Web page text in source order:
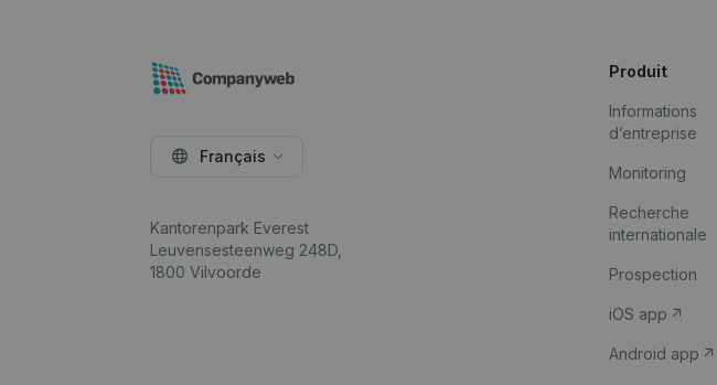
Français
Kantorenpark Everest
Leuvensesteenweg 248D,
1800 Vilvoorde
Produit
Informations
d’entreprise
Monitoring
Recherche
internationale
Prospection
iOS app
Android app